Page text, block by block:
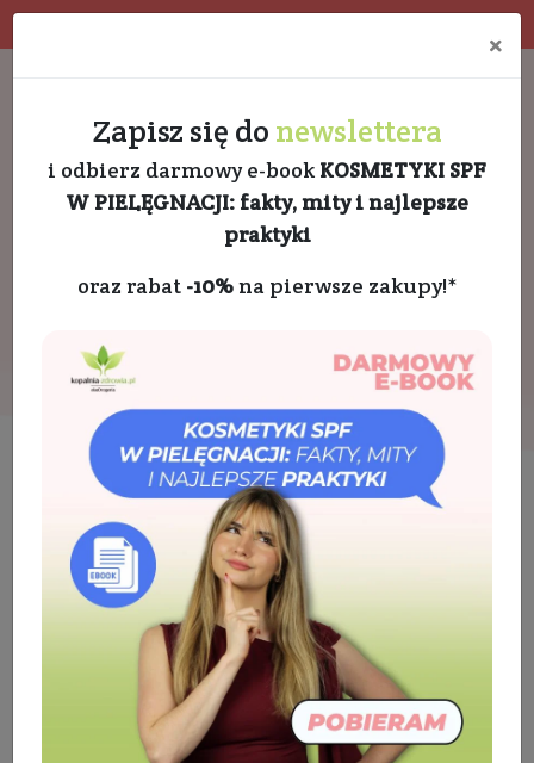
Producenci Smart Wash
×
Zapisz się do newslettera
i odbierz darmowy e-book KOSMETYKI SPF
W PIELĘGNACJI: fakty, mity i najlepsze
praktyki
oraz rabat -10%na pierwsze zakupy!*